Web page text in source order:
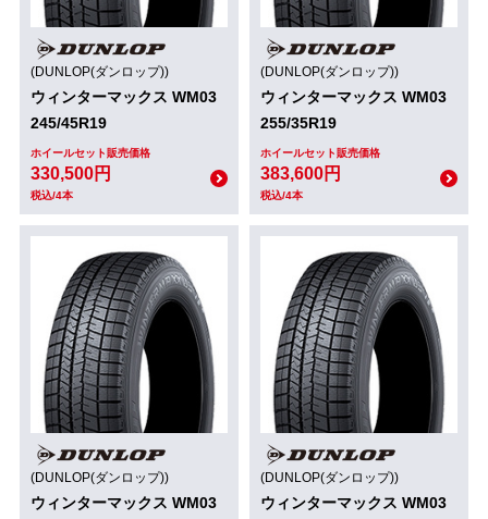
(DUNLOP(ダンロップ))
ウィンターマックス WM03
245/45R19
ホイールセット販売価格
330,500円
税込/4本
(DUNLOP(ダンロップ))
ウィンターマックス WM03
255/35R19
ホイールセット販売価格
383,600円
税込/4本
(DUNLOP(ダンロップ))
ウィンターマックス WM03
(DUNLOP(ダンロップ))
ウィンターマックス WM03